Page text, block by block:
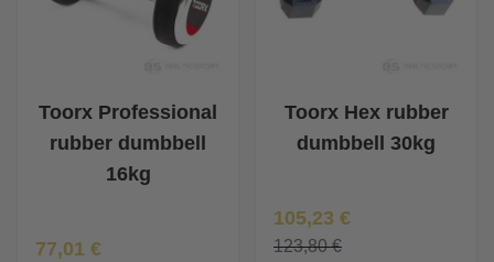
Toorx Professional
rubber dumbbell
16kg
Īpaša Cena
77,01 €
Toorx Hex rubber
dumbbell 30kg
Īpaša Cena
105,23 €
123,80 €